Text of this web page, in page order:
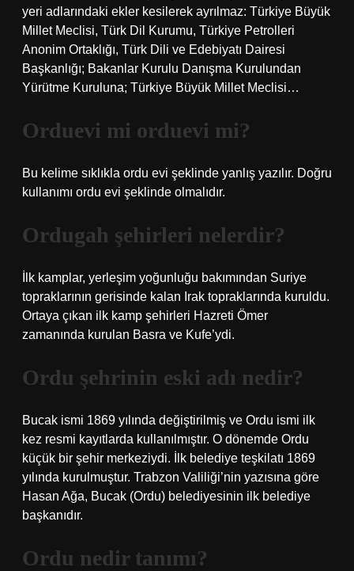
yeri adlarındaki ekler kesilerek ayrılmaz: Türkiye Büyük
Millet Meclisi, Türk Dil Kurumu, Türkiye Petrolleri
Anonim Ortaklığı, Türk Dili ve Edebiyatı Dairesi
Başkanlığı; Bakanlar Kurulu Danışma Kurulundan
Yürütme Kuruluna; Türkiye Büyük Millet Meclisi…
Orduevi mi orduevi mi?
Bu kelime sıklıkla ordu evi şeklinde yanlış yazılır. Doğru
kullanımı ordu evi şeklinde olmalıdır.
Ordugah şehirleri nelerdir?
İlk kamplar, yerleşim yoğunluğu bakımından Suriye
topraklarının gerisinde kalan Irak topraklarında kuruldu.
Ortaya çıkan ilk kamp şehirleri Hazreti Ömer
zamanında kurulan Basra ve Kufe’ydi.
Ordu şehrinin eski adı nedir?
Bucak ismi 1869 yılında değiştirilmiş ve Ordu ismi ilk
kez resmi kayıtlarda kullanılmıştır. O dönemde Ordu
küçük bir şehir merkeziydi. İlk belediye teşkilatı 1869
yılında kurulmuştur. Trabzon Valiliği’nin yazısına göre
Hasan Ağa, Bucak (Ordu) belediyesinin ilk belediye
başkanıdır.
Ordu nedir tanımı?